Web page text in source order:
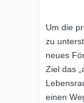
Um die
zu
neues
Ziel das
einen